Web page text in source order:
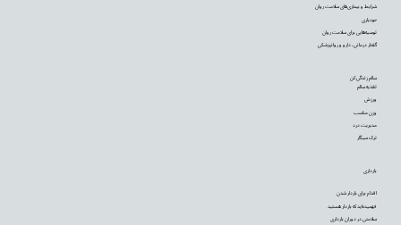
بارداری
اقدام برای باردار شدن
فهمیده‌اید که باردار هستید
سلامتی در دوران بارداری
سالم زندگی کن
تغذیه سالم
ورزش
وزن مناسب
مدیریت درد
ترک سیگار
شرایط و بیماری‌های سلامت روان
خودیاری
توصیه‌‌هایی برای سلامت روان
گفتار درمانی، دارو و روانپزشکی